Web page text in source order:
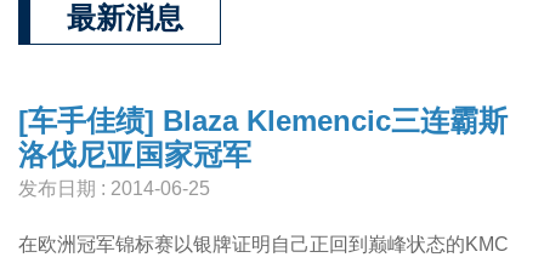
最新消息
[车手佳绩] Blaza Klemencic三连霸斯
洛伐尼亚国家冠军
发布日期 : 2014-06-25
在欧洲冠军锦标赛以银牌证明自己正回到巅峰状态的KMC